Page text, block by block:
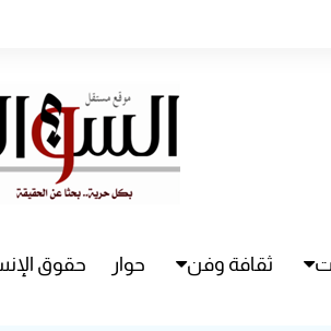
ثقافة وفن حوار حقوق